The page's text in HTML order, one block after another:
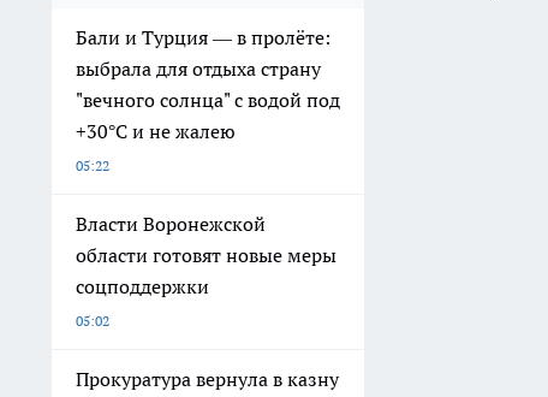
Бали и Турция — в пролёте:
выбрала для отдыха страну
"вечного солнца" с водой под
+30°C и не жалею
05:22
Власти Воронежской
области готовят новые меры
соцподдержки
05:02
Прокуратура вернула в казну